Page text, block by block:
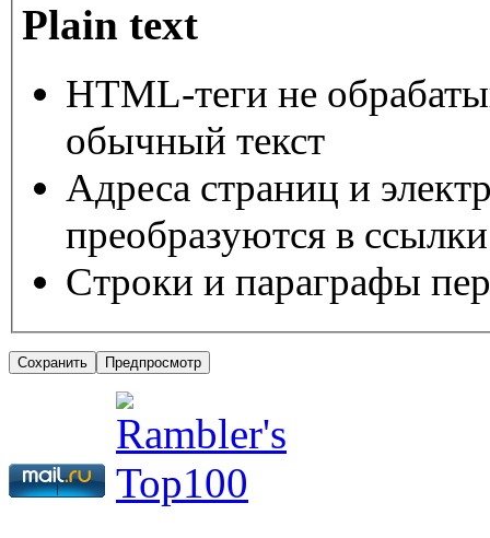
Plain text
HTML-теги не
обычный текст
Адреса страниц и
преобразуются в
Строки и параграфы